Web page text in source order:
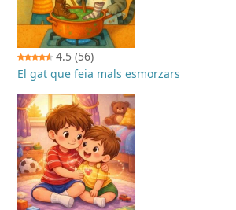
4.5 (56)
El gat que feia mals esmorzars